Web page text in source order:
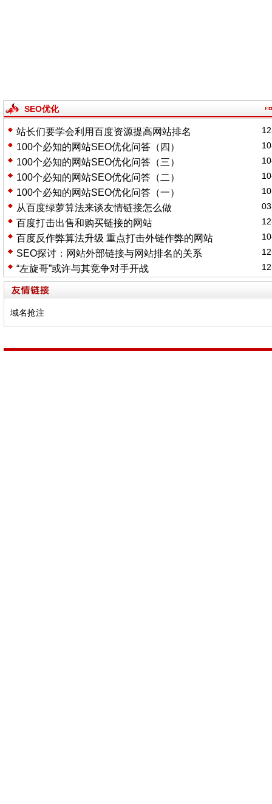
SEO优化
站长们要学会利用百度资源提高网站排名
100个必知的网站SEO优化问答（四）
100个必知的网站SEO优化问答（三）
100个必知的网站SEO优化问答（二）
100个必知的网站SEO优化问答（一）
从百度绿萝算法来谈友情链接怎么做
百度打击出售和购买链接的网站
百度反作弊算法升级 重点打击外链作弊的网站
SEO探讨：网站外部链接与网站排名的关系
“左旋哥”或许与其竞争对手开战
域名抢注